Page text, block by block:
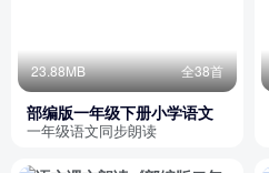
23.88MB 全38首
部编版一年级下册小学语文
一年级语文同步朗读